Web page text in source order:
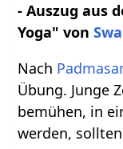
- Auszug aus
Yoga" von
Nach
Übung. Junge
bemühen, in
werden,